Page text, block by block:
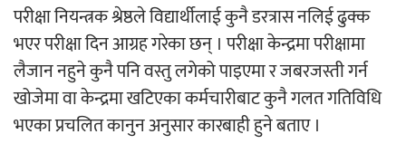
परीक्षा नियन्त्रक श्रेष्ठले विद्यार्थीलाई कुनै डरत्रास नलिई ढुक्क
भएर परीक्षा दिन आग्रह गरेका छन् । परीक्षा केन्द्रमा परीक्षामा
लैजान नहुने कुनै पनि वस्तु लगेको पाइएमा र जबरजस्ती गर्न
खोजेमा वा केन्द्रमा खटिएका कर्मचारीबाट कुनै गलत गतिविधि
भएका प्रचलित कानुन अनुसार कारबाही हुने बताए ।